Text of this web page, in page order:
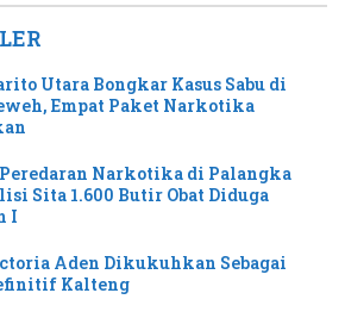
Utara Bongkar Kasus Sabu di
Empat Paket Narkotika
Narkotika di Palangka
Sita 1.600 Butir Obat Diduga
I
Aden Dikukuhkan Sebagai
Kalteng